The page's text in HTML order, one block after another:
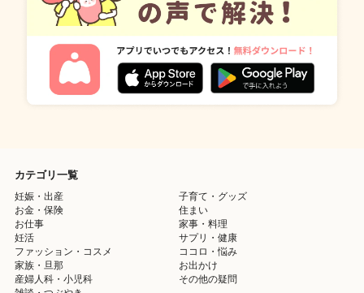
カテゴリ一覧
妊娠・出産
子育て・グッズ
お金・保険
住まい
お仕事
家事・料理
妊活
サプリ・健康
ファッション・コスメ
ココロ・悩み
家族・旦那
お出かけ
産婦人科・小児科
その他の疑問